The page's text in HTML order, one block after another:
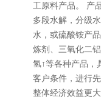
工原料产品。 产
多段水解，分级
水，或硫酸铵产品
炼剂、三氧化二
氢↑等各种产品，
客户条件，进行
整体经济效益更